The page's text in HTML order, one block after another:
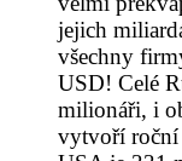
jejich
všechny
USD! Celé
milionáři, i
vytvoří